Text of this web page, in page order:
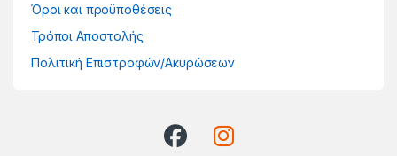
Όροι και προϋποθέσεις
Τρόποι Αποστολής
Πολιτική Επιστροφών/Ακυρώσεων